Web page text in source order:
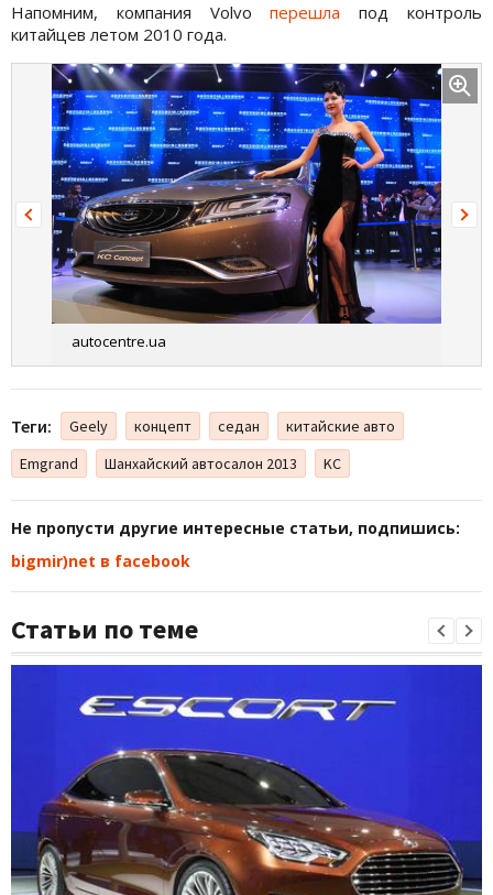
Напомним, компания Volvoперешла под контроль
китайцев летом 2010 года.
autocentre.ua
Теги: Geely концепт седан
китайские авто
Emgrand
Шанхайский автосалон 2013 KC
Не пропусти другие интересные статьи, подпишись:
bigmir)net в facebook
Статьи по теме